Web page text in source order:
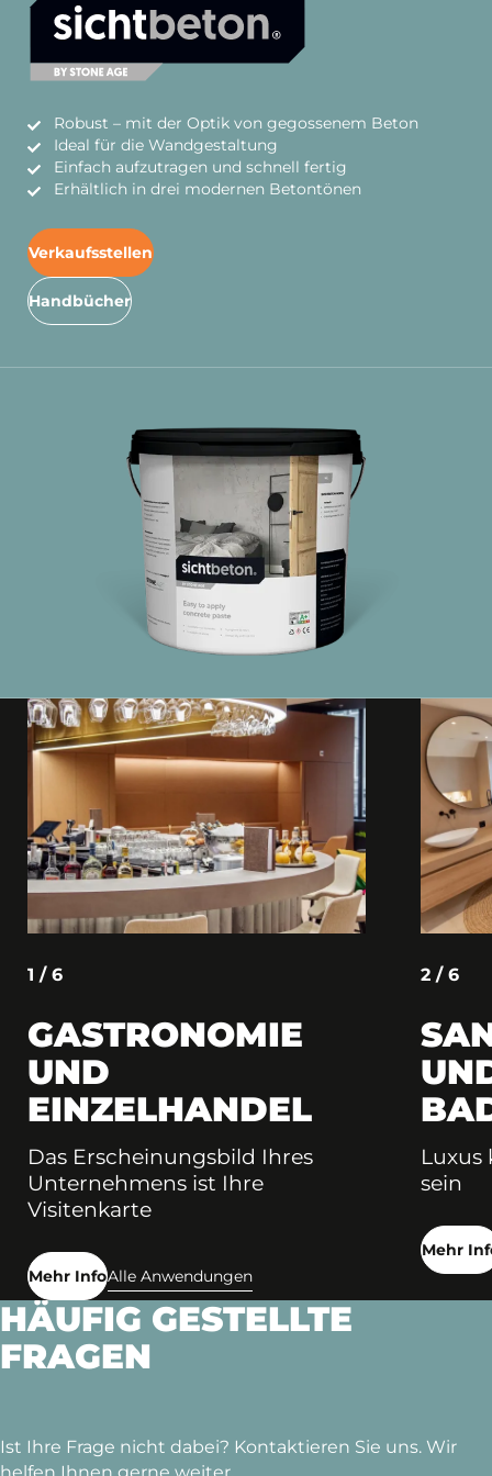
Robust – mit der Optik von gegossenem Beton
Ideal für die Wandgestaltung
Einfach aufzutragen und schnell fertig
Erhältlich in drei modernen Betontönen
Verkaufsstellen
Handbücher
1 / 6
GASTRONOMIE
UND
EINZELHANDEL
Das Erscheinungsbild Ihres
Unternehmens ist Ihre
Visitenkarte
Mehr InfoAlle Anwendungen
2 / 6
Luxus
sein
Mehr
HÄUFIG GESTELLTE
FRAGEN
Ist Ihre Frage nicht dabei? Kontaktieren Sie uns. Wir
helfen Ihnen gerne weiter.